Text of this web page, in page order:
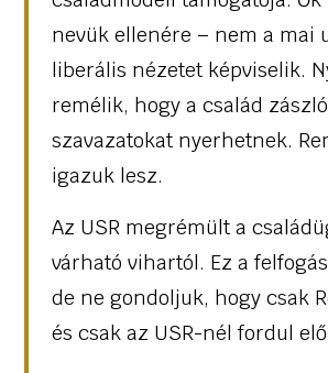
nevük ellenére – nem a mai
liberális nézetet képviselik.
remélik, hogy a család
szavazatokat nyerhetnek.
igazuk lesz.
Az USR megrémült a
várható vihartól. Ez a
de ne gondoljuk, hogy csak
és csak az USR-nél fordul